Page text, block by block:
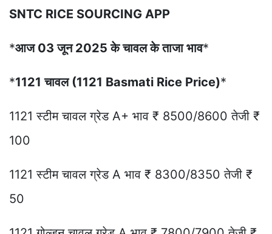
SNTC RICE SOURCING APP
*आज 03 जून 2025 के चावल के ताजा भाव*
*1121 चावल (1121 Basmati Rice Price)*
1121 स्टीम चावल ग्रेड A+ भाव ₹ 8500/8600 तेजी ₹
100
1121 स्टीम चावल ग्रेड A भाव ₹ 8300/8350 तेजी ₹
50